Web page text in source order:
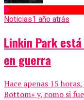
Noticias1 año atrás
Linkin Park
en guerra
Hace apenas 15
Bottom» y, como si